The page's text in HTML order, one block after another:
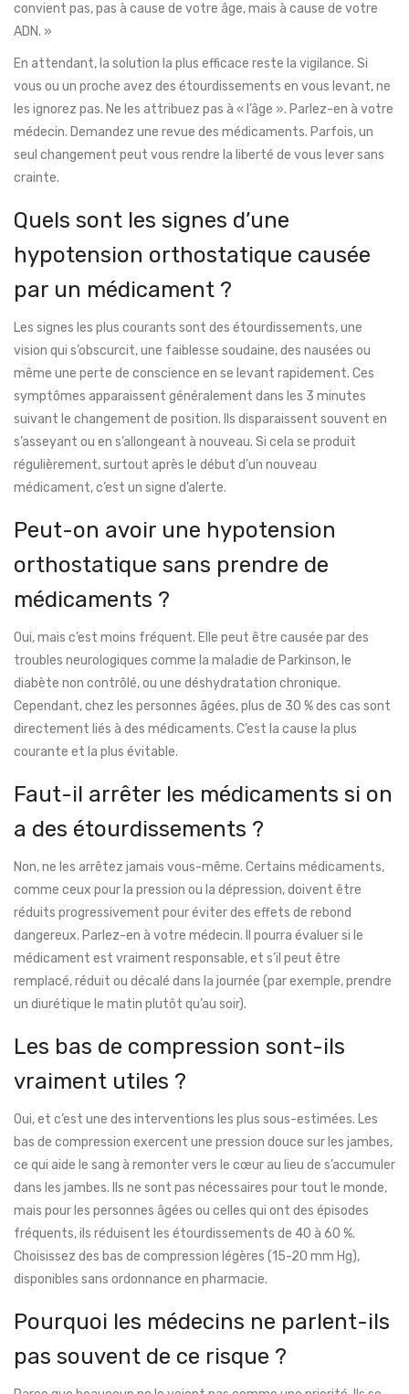
convient pas, pas à cause de votre âge, mais à cause de votre
ADN. »
En attendant, la solution la plus efficace reste la vigilance. Si
vous ou un proche avez des étourdissements en vous levant, ne
les ignorez pas. Ne les attribuez pas à « l’âge ». Parlez-en à votre
médecin. Demandez une revue des médicaments. Parfois, un
seul changement peut vous rendre la liberté de vous lever sans
crainte.
Quels sont les signes d’une
hypotension orthostatique causée
par un médicament ?
Les signes les plus courants sont des étourdissements, une
vision qui s’obscurcit, une faiblesse soudaine, des nausées ou
même une perte de conscience en se levant rapidement. Ces
symptômes apparaissent généralement dans les 3 minutes
suivant le changement de position. Ils disparaissent souvent en
s’asseyant ou en s’allongeant à nouveau. Si cela se produit
régulièrement, surtout après le début d’un nouveau
médicament, c’est un signe d’alerte.
Peut-on avoir une hypotension
orthostatique sans prendre de
médicaments ?
Oui, mais c’est moins fréquent. Elle peut être causée par des
troubles neurologiques comme la maladie de Parkinson, le
diabète non contrôlé, ou une déshydratation chronique.
Cependant, chez les personnes âgées, plus de 30 % des cas sont
directement liés à des médicaments. C’est la cause la plus
courante et la plus évitable.
Faut-il arrêter les médicaments si on
a des étourdissements ?
Non, ne les arrêtez jamais vous-même. Certains médicaments,
comme ceux pour la pression ou la dépression, doivent être
réduits progressivement pour éviter des effets de rebond
dangereux. Parlez-en à votre médecin. Il pourra évaluer si le
médicament est vraiment responsable, et s’il peut être
remplacé, réduit ou décalé dans la journée (par exemple, prendre
un diurétique le matin plutôt qu’au soir).
Les bas de compression sont-ils
vraiment utiles ?
Oui, et c’est une des interventions les plus sous-estimées. Les
bas de compression exercent une pression douce sur les jambes,
ce qui aide le sang à remonter vers le cœur au lieu de s’accumuler
dans les jambes. Ils ne sont pas nécessaires pour tout le monde,
mais pour les personnes âgées ou celles qui ont des épisodes
fréquents, ils réduisent les étourdissements de 40 à 60 %.
Choisissez des bas de compression légères (15-20 mm Hg),
disponibles sans ordonnance en pharmacie.
Pourquoi les médecins ne parlent-ils
pas souvent de ce risque ?